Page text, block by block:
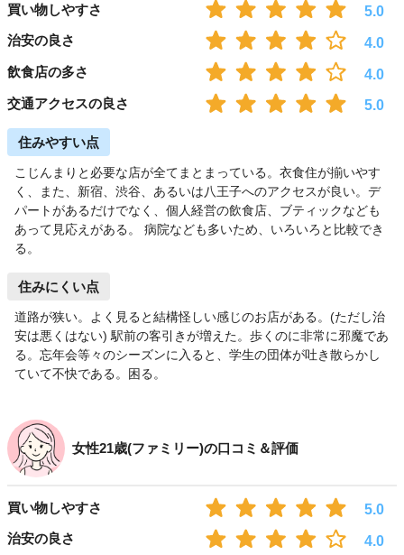
買い物しやすさ
5.0
治安の良さ
4.0
飲食店の多さ
4.0
交通アクセスの良さ
5.0
住みやすい点
こじんまりと必要な店が全てまとまっている。衣食住が揃いやす
く、また、新宿、渋谷、あるいは八王子へのアクセスが良い。デ
パートがあるだけでなく、個人経営の飲食店、ブティックなども
あって見応えがある。 病院なども多いため、いろいろと比較でき
る。
住みにくい点
道路が狭い。よく見ると結構怪しい感じのお店がある。(ただし治
安は悪くはない) 駅前の客引きが増えた。歩くのに非常に邪魔であ
る。忘年会等々のシーズンに入ると、学生の団体が吐き散らかし
ていて不快である。困る。
女性21歳(ファミリー)の口コミ＆評価
買い物しやすさ
5.0
治安の良さ
4.0